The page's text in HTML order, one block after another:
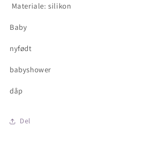
Materiale: silikon
Baby
nyfødt
babyshower
dåp
Del